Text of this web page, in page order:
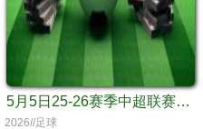
5月5日25-26赛季中超联赛青岛西海岸VS天津津门虎
2026//足球